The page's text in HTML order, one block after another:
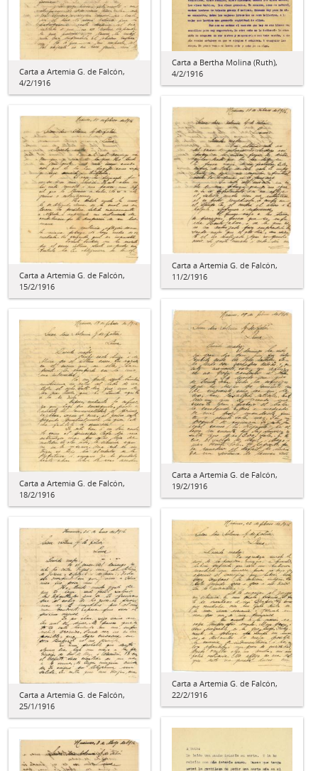
Carta a Bertha Molina (Ruth),
4/2/1916
Carta a Artemia G. de Falcón,
4/2/1916
Carta a Artemia G. de Falcón,
11/2/1916
Carta a Artemia G. de Falcón,
15/2/1916
Carta a Artemia G. de Falcón,
19/2/1916
Carta a Artemia G. de Falcón,
18/2/1916
Carta a Artemia G. de Falcón,
22/2/1916
Carta a Artemia G. de Falcón,
25/1/1916